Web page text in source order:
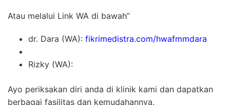
Atau melalui Link WA di bawah”
dr. Dara (WA): fikrimedistra.com/hwafmmdara
Rizky (WA):
Ayo periksakan diri anda di klinik kami dan dapatkan
berbagai fasilitas dan kemudahannya.